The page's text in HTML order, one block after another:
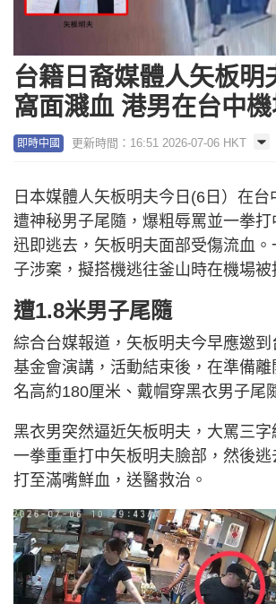
台籍日裔媒體人矢板明
窩面濺血 港男在台中
即時中國 更新時間：16:51 2026-07-06 HKT
日本媒體人矢板明夫今日(6日）在台
遭神秘男子尾隨，爆粗辱罵並一拳
迅即逃去，矢板明夫面部受傷流血。
子涉案，擬搭機逃往釜山時在機場被
遭1.8米男子尾隨
綜合台媒報道，矢板明夫今早應邀
基金會演講，活動結束後，在準備
名高約180厘米、戴帽穿黑衣男子尾
黑衣男突然逼近矢板明夫，大罵三
一拳重重打中矢板明夫臉部，然後
打至滿嘴鮮血，送醫救治。